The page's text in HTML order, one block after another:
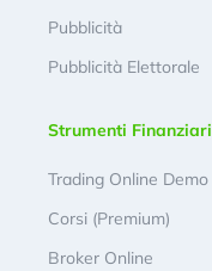
Pubblicità
Pubblicità Elettorale
Strumenti Finanziari
Trading Online Demo
Corsi (Premium)
Broker Online